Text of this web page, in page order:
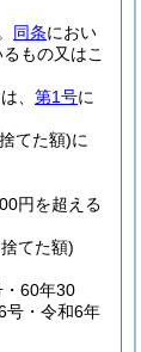
同条におい
もの又はこ
、 第1号に
てた額)に
円を超える
てた額)
60年30
号・令和6年